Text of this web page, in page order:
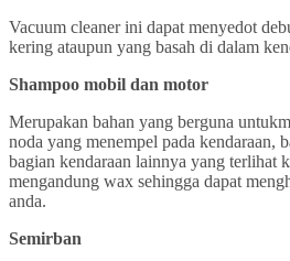
Vacuum cleaner ini dapat menyedot
kering ataupun yang basah di dalam
Shampoo mobil dan motor
Merupakan bahan yang berguna
noda yang menempel pada kendaraan,
bagian kendaraan lainnya yang terlihat
mengandung wax sehingga dapat
anda.
Semirban